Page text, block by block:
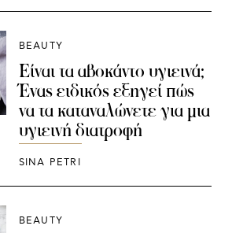
BEAUTY
Είναι τα αβοκάντο υγιεινά;
Ένας ειδικός εξηγεί πώς
να τα καταναλώνετε για μια
υγιεινή διατροφή
SINA PETRI
BEAUTY